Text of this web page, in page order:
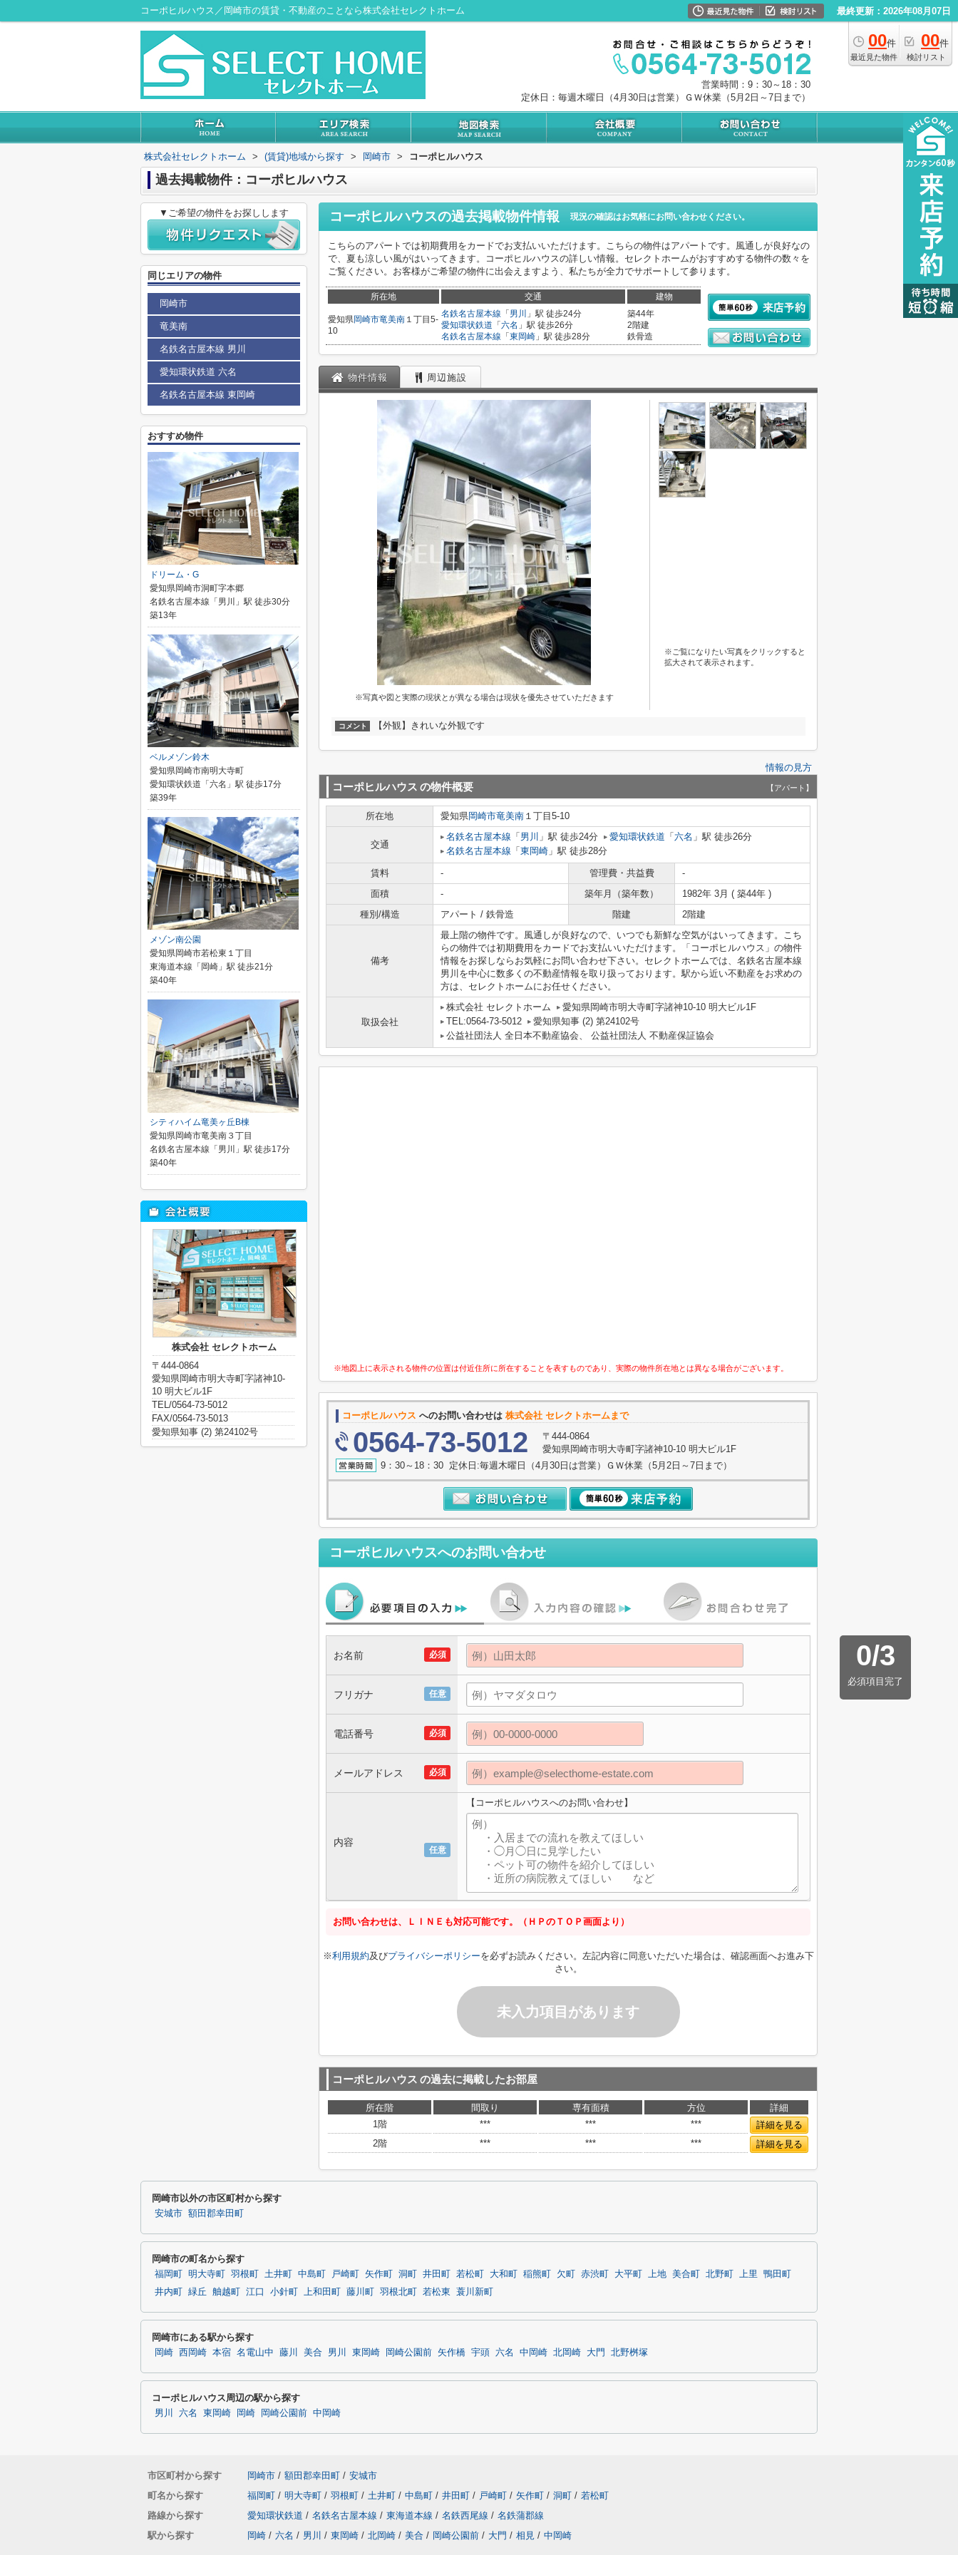
コーポヒルハウス／岡崎市の賃貸・不動産のことなら株式会社セレクトホーム 最終更新：2026年08月07日
00件
最近見た物件
00件
検討リスト
営業時間：9：30～18：30
定休日：毎週木曜日（4月30日は営業）ＧＷ休業（5月2日～7日まで）
株式会社セレクトホーム > (賃貸)地域から探す > 岡崎市 > コーポヒルハウス
過去掲載物件：コーポヒルハウス
コーポヒルハウスの過去掲載物件情報 現況の確認はお気軽にお問い合わせください。
こちらのアパートでは初期費用をカードでお支払いいただけます。こちらの物件はアパートです。風通しが良好なの
で、夏も涼しい風がはいってきます。コーポヒルハウスの詳しい情報。セレクトホームがおすすめする物件の数々を
ご覧ください。お客様がご希望の物件に出会えますよう、私たちが全力でサポートして参ります。
所在地 交通 建物
愛知県岡崎市竜美南 １丁目5-
10
名鉄名古屋本線 「 男川
」駅 徒歩24分
愛知環状鉄道 「 六名 」駅 徒歩26分
名鉄名古屋本線 「 東岡崎 」駅 徒歩28分
築44年
2階建
鉄骨造
物件情報 周辺施設
※写真や図と実際の現状とが異なる場合は現状を優先させていただきます
※ご覧になりたい写真をクリックすると
拡大されて表示されます。
コメント 【外観】きれいな外観です
情報の見方
コーポヒルハウス の物件概要 【アパート】
所在地 愛知県岡崎市竜美南 １丁目5-10
交通
名鉄名古屋本線 「 男川 」駅 徒歩24分 愛知環状鉄道 「 六名 」駅 徒歩26分
名鉄名古屋本線 「 東岡崎 」駅 徒歩28分
賃料 - 管理費・共益費
-
面積
- 築年月（築年数）
1982年 3月 ( 築44年 )
種別/構造
アパート / 鉄骨造 階建 2階建
備考
最上階の物件です。風通しが良好なので、いつでも新鮮な空気がはいってきます。こち
らの物件では初期費用をカードでお支払いいただけます。「コーポヒルハウス」の物件
情報をお探しならお気軽にお問い合わせ下さい。セレクトホームでは、名鉄名古屋本線
男川を中心に数多くの不動産情報を取り扱っております。駅から近い不動産をお求めの
方は、セレクトホームにお任せください。
取扱会社
株式会社 セレクトホーム
愛知県岡崎市明大寺町字諸神10-10 明大ビル1F
TEL:0564-73-5012
愛知県知事 (2) 第24102号
公益社団法人 全日本不動産協会、 公益社団法人 不動産保証協会
※地図上に表示される物件の位置は付近住所に所在することを表すものであり、実際の物件所在地とは異なる場合がございます。
コーポヒルハウス へのお問い合わせは 株式会社 セレクトホームまで
0564-73-5012
〒444-0864
愛知県岡崎市明大寺町字諸神10-10 明大ビル1F
9：30～18：30 定休日:毎週木曜日（4月30日は営業）ＧＷ休業（5月2日～7日まで）
コーポヒルハウスへのお問い合わせ
0/3
必須項目完了
必須
お名前
任意
フリガナ
必須
電話番号
必須
メールアドレス
任意
内容
【コーポヒルハウスへのお問い合わせ】
お問い合わせは、ＬＩＮＥも対応可能です。（ＨＰのＴＯＰ画面より）
※利用規約及びプライバシーポリシーを必ずお読みください。左記内容に同意いただいた場合は、確認画面へお進み下
さい。
未入力項目があります
コーポヒルハウス の過去に掲載したお部屋
所在階 間取り 専有面積 方位
詳細
1階
*** *** ***
詳細を見る
2階
*** *** *** 詳細を見る
▼ご希望の物件をお探しします
同じエリアの物件
岡崎市
竜美南
名鉄名古屋本線 男川
愛知環状鉄道 六名
名鉄名古屋本線 東岡崎
おすすめ物件
ドリーム・G
愛知県岡崎市洞町字本郷
名鉄名古屋本線「男川」駅 徒歩30分
築13年
ベルメゾン鈴木
愛知県岡崎市南明大寺町
愛知環状鉄道「六名」駅 徒歩17分
築39年
メゾン南公園
愛知県岡崎市若松東１丁目
東海道本線「岡崎」駅 徒歩21分
築40年
シティハイム竜美ヶ丘B棟
愛知県岡崎市竜美南３丁目
名鉄名古屋本線「男川」駅 徒歩17分
築40年
株式会社 セレクトホーム
〒444-0864
愛知県岡崎市明大寺町字諸神10-
10 明大ビル1F
TEL/0564-73-5012
FAX/0564-73-5013
愛知県知事 (2) 第24102号
岡崎市以外の市区町村から探す
安城市 額田郡幸田町
岡崎市の町名から探す
福岡町 明大寺町 羽根町 土井町 中島町 戸崎町 矢作町 洞町 井田町 若松町 大和町 稲熊町 欠町 赤渋町 大平町 上地 美合町 北野町 上里
鴨田町
井内町
緑丘 舳越町 江口 小針町 上和田町 藤川町 羽根北町 若松東 蓑川新町
岡崎市にある駅から探す
岡崎 西岡崎 本宿 名電山中 藤川 美合 男川 東岡崎 岡崎公園前 矢作橋 宇頭 六名 中岡崎 北岡崎 大門 北野桝塚
コーポヒルハウス周辺の駅から探す
男川 六名 東岡崎 岡崎 岡崎公園前 中岡崎
市区町村から探す 岡崎市 / 額田郡幸田町 / 安城市
町名から探す
福岡町 / 明大寺町 / 羽根町 / 土井町 / 中島町 / 井田町 / 戸崎町 / 矢作町 / 洞町 / 若松町
路線から探す
愛知環状鉄道 / 名鉄名古屋本線 / 東海道本線 / 名鉄西尾線 / 名鉄蒲郡線
駅から探す
岡崎 / 六名 / 男川 / 東岡崎 / 北岡崎 / 美合 / 岡崎公園前 / 大門 / 相見 / 中岡崎